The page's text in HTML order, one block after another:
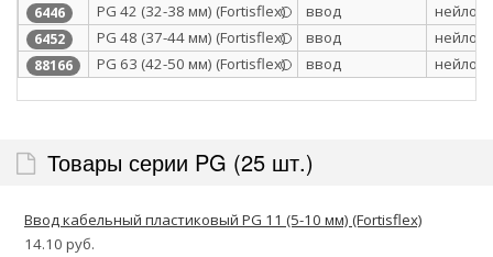
6446 PG 42 (32-38 мм) (Fortisflex) ввод нейлон
6452 PG 48 (37-44 мм) (Fortisflex) ввод нейлон
88166 PG 63 (42-50 мм) (Fortisflex) ввод нейлон
Товары серии PG (25 шт.)
Ввод кабельный пластиковый PG 11 (5-10 мм) (Fortisflex)
14.10 руб.